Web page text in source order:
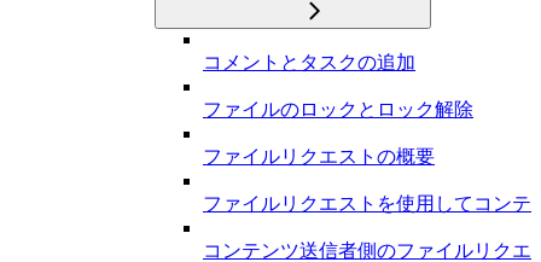
コメントとタスクの追加
ファイルのロックとロック解除
ファイルリクエストの概要
ファイルリクエストを使用してコンテ
コンテンツ送信者側のファイルリク